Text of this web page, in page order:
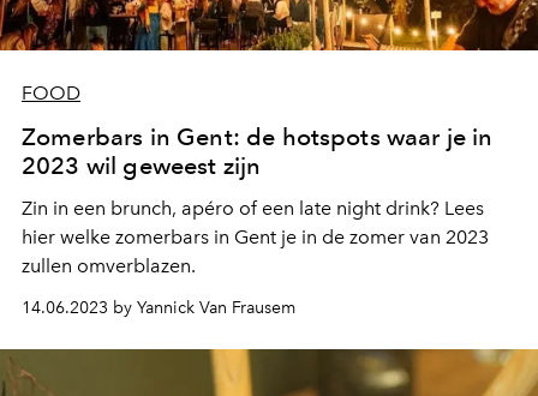
FOOD
Zomerbars in Gent: de hotspots waar je in
2023 wil geweest zijn
Zin in een brunch, apéro of een late night drink? Lees
hier welke zomerbars in Gent je in de zomer van 2023
zullen omverblazen.
14.06.2023 by Yannick Van Frausem